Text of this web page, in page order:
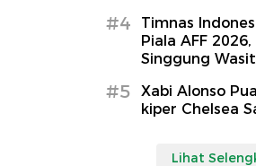
#4
Timnas
Piala AFF
Singgung Wasit
#5
Xabi Alonso
kiper Chelsea
Lihat